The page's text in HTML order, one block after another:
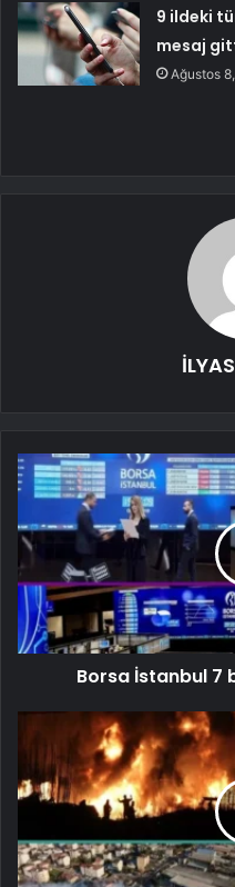
9 ildeki
mesaj
Ağustos
Borsa İstanbul 7